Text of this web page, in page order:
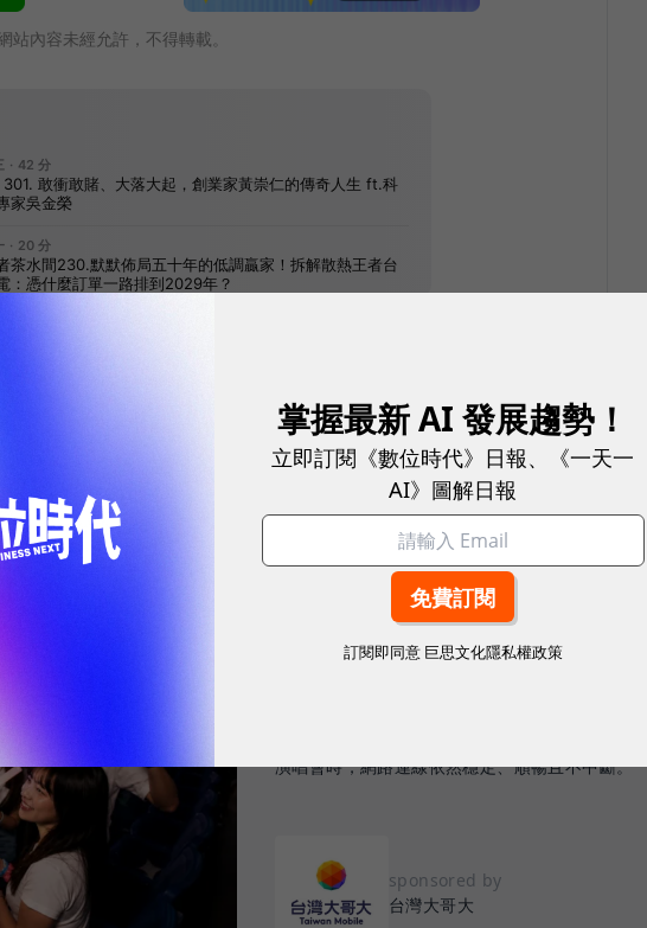
站內容未經允許，不得轉載。
3C生活
告別「極速迷思」！
密：什麼才是 5G 時代
真正好用的網路服務，不是測速軟體上的瞬間
演唱會時，網路連線依然穩定、順暢且不中斷。
sponsored by
台灣大哥大
掌握最新 AI 發展趨勢！
立即訂閱《數位時代》日報、《一天一
AI》圖解日報
訂閱即同意 巨思文化隱私權政策